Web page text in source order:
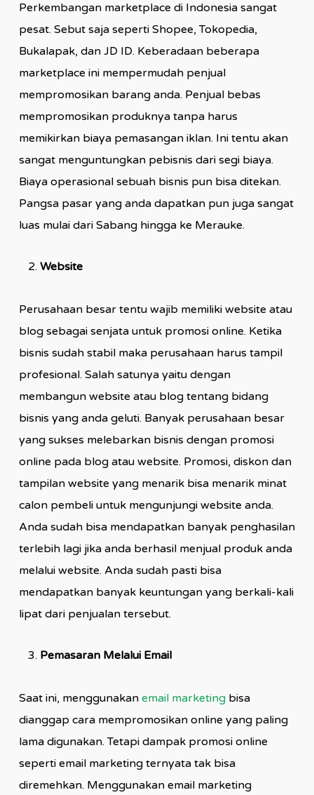
Perkembangan marketplace di Indonesia sangat
pesat. Sebut saja seperti Shopee, Tokopedia,
Bukalapak, dan JD ID. Keberadaan beberapa
marketplace ini mempermudah penjual
mempromosikan barang anda. Penjual bebas
mempromosikan produknya tanpa harus
memikirkan biaya pemasangan iklan. Ini tentu akan
sangat menguntungkan pebisnis dari segi biaya.
Biaya operasional sebuah bisnis pun bisa ditekan.
Pangsa pasar yang anda dapatkan pun juga sangat
luas mulai dari Sabang hingga ke Merauke.
Website
Perusahaan besar tentu wajib memiliki website atau
blog sebagai senjata untuk promosi online. Ketika
bisnis sudah stabil maka perusahaan harus tampil
profesional. Salah satunya yaitu dengan
membangun website atau blog tentang bidang
bisnis yang anda geluti. Banyak perusahaan besar
yang sukses melebarkan bisnis dengan promosi
online pada blog atau website. Promosi, diskon dan
tampilan website yang menarik bisa menarik minat
calon pembeli untuk mengunjungi website anda.
Anda sudah bisa mendapatkan banyak penghasilan
terlebih lagi jika anda berhasil menjual produk anda
melalui website. Anda sudah pasti bisa
mendapatkan banyak keuntungan yang berkali-kali
lipat dari penjualan tersebut.
Pemasaran Melalui Email
Saat ini, menggunakan email marketingbisa
dianggap cara mempromosikan online yang paling
lama digunakan. Tetapi dampak promosi online
seperti email marketing ternyata tak bisa
diremehkan. Menggunakan email marketing